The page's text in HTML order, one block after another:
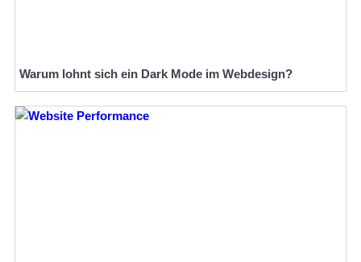
Warum lohnt sich ein Dark Mode im Webdesign?